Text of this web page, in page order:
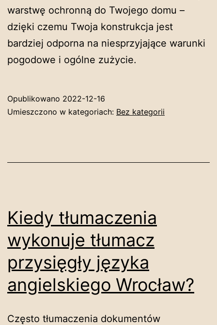
warstwę ochronną do Twojego domu –
dzięki czemu Twoja konstrukcja jest
bardziej odporna na niesprzyjające warunki
pogodowe i ogólne zużycie.
Opublikowano 2022-12-16
Umieszczono w kategoriach: Bez kategorii
Kiedy tłumaczenia
wykonuje tłumacz
przysięgły języka
angielskiego Wrocław?
Często tłumaczenia dokumentów